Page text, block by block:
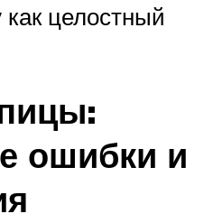
целостный
ошибки и